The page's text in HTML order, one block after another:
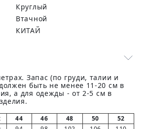
Круглый
Втачной
КИТАЙ
Запас (по груди, талии и
быть не менее 11-20 см в
а для одежды - от 2-5 см в
44 46 48 50
52